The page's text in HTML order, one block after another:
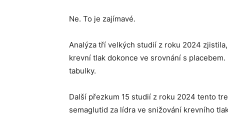
Ne. To je zajímavé.
Analýza tří velkých studií z roku 2024
krevní tlak dokonce ve srovnání s
tabulky.
Další přezkum 15 studií z roku 2024 tento
semaglutid za lídra ve snižování krevního